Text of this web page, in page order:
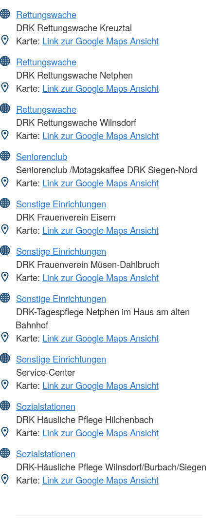
Rettungswache
DRK Rettungswache Kreuztal
Karte: Link zur Google Maps Ansicht
Rettungswache
DRK Rettungswache Netphen
Karte: Link zur Google Maps Ansicht
Rettungswache
DRK Rettungswache Wilnsdorf
Karte: Link zur Google Maps Ansicht
Seniorenclub
Seniorenclub /Motagskaffee DRK Siegen-Nord
Karte: Link zur Google Maps Ansicht
Sonstige Einrichtungen
DRK Frauenverein Eisern
Karte: Link zur Google Maps Ansicht
Sonstige Einrichtungen
DRK Frauenverein Müsen-Dahlbruch
Karte: Link zur Google Maps Ansicht
Sonstige Einrichtungen
DRK-Tagespflege Netphen im Haus am alten
Bahnhof
Karte: Link zur Google Maps Ansicht
Sonstige Einrichtungen
Service-Center
Karte: Link zur Google Maps Ansicht
Sozialstationen
DRK Häusliche Pflege Hilchenbach
Karte: Link zur Google Maps Ansicht
Sozialstationen
DRK-Häusliche Pflege Wilnsdorf/Burbach/Siegen
Karte: Link zur Google Maps Ansicht